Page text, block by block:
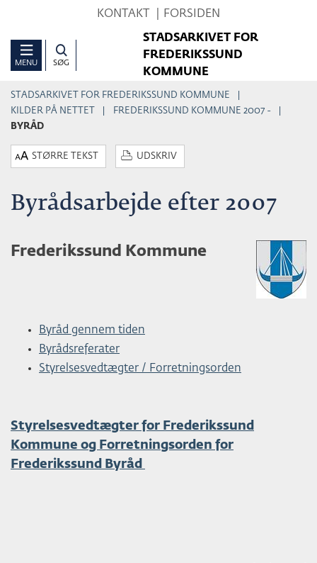
Hop
til
sidens
indhold
KONTAKT FORSIDEN
MENU SØG
STADSARKIVET FOR
FREDERIKSSUND
KOMMUNE
STADSARKIVET FOR FREDERIKSSUND KOMMUNE
KILDER PÅ NETTET
FREDERIKSSUND KOMMUNE 2007 -
BYRÅD
STØRRE TEKST UDSKRIV
Byrådsarbejde efter 2007
Frederikssund Kommune
Byråd gennem tiden
Byrådsreferater
Styrelsesvedtægter / Forretningsorden
Styrelsesvedtægter for Frederikssund
Kommune og Forretningsorden for
Frederikssund Byråd